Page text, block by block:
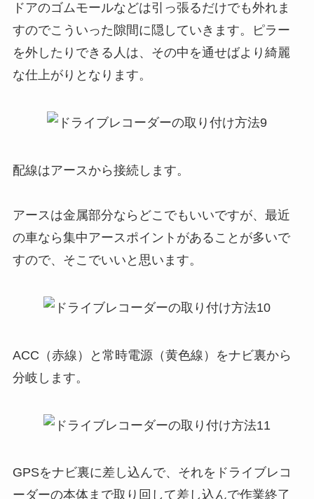
ドアのゴムモールなどは引っ張るだけでも外れま
すのでこういった隙間に隠していきます。ピラー
を外したりできる人は、その中を通せばより綺麗
な仕上がりとなります。
配線はアースから接続します。
アースは金属部分ならどこでもいいですが、最近
の車なら集中アースポイントがあることが多いで
すので、そこでいいと思います。
ACC（赤線）と常時電源（黄色線）をナビ裏から
分岐します。
GPSをナビ裏に差し込んで、それをドライブレコ
ーダーの本体まで取り回して差し込んで作業終了